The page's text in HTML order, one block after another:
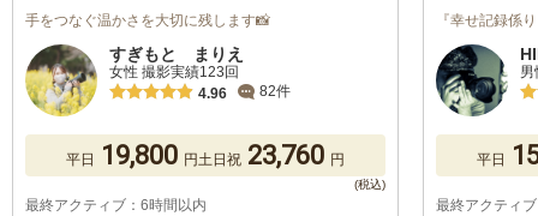
手をつなぐ温かさを大切に残します📸
すぎもと まりえ
女性 撮影実績123回
4.96
82件
平日 19,800 円土日祝 23,760 円
最終アクティブ：6時間以内
『幸せ記録係
平日
最終アクティ